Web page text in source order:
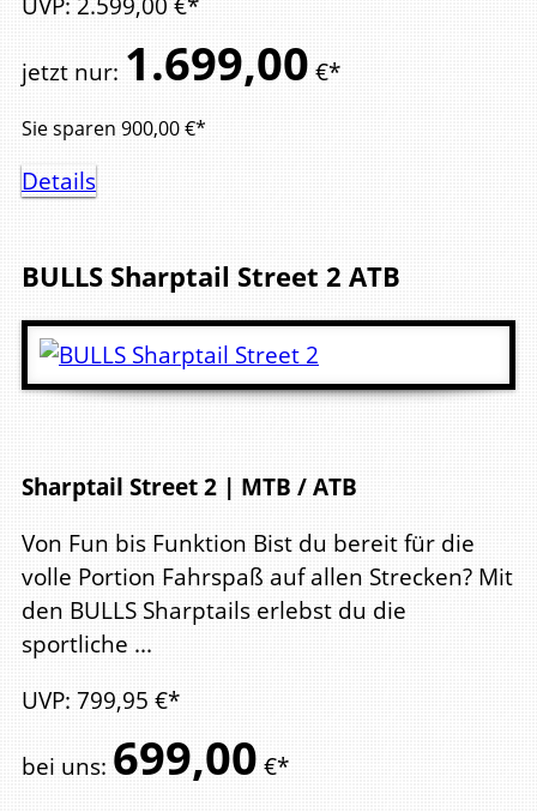
jetzt nur: 1.699,00 €*
Sie sparen 900,00€*
Details
BULLS Sharptail Street 2 ATB
Sharptail Street 2 | MTB / ATB
Von Fun bis Funktion Bist du bereit für die
volle Portion Fahrspaß auf allen Strecken? Mit
den BULLS Sharptails erlebst du die
sportliche ...
UVP: 799,95 €*
bei uns: 699,00 €*